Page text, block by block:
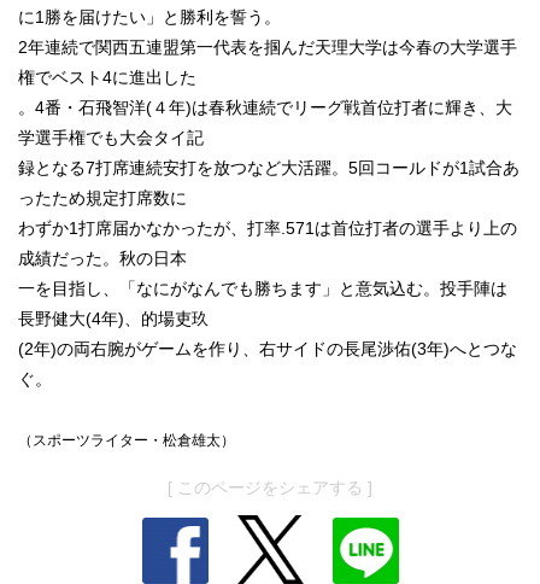
に1勝を届けたい」と勝利を誓う。
2年連続で関西五連盟第一代表を掴んだ天理大学は今春の大学選手
権でベスト4に進出した
。4番・石飛智洋(４年)は春秋連続でリーグ戦首位打者に輝き、大
学選手権でも大会タイ記
録となる7打席連続安打を放つなど大活躍。5回コールドが1試合あ
ったため規定打席数に
わずか1打席届かなかったが、打率.571は首位打者の選手より上の
成績だった。秋の日本
一を目指し、「なにがなんでも勝ちます」と意気込む。投手陣は
長野健大(4年)、的場吏玖
(2年)の両右腕がゲームを作り、右サイドの長尾渉佑(3年)へとつな
ぐ。
（スポーツライター・松倉雄太）
[ このページをシェアする ]